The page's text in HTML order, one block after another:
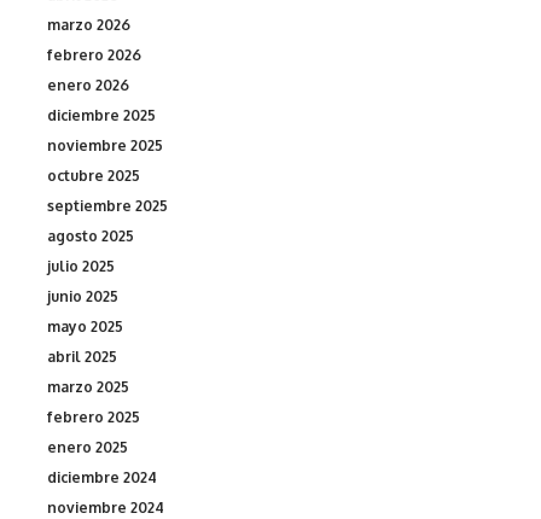
marzo 2026
febrero 2026
enero 2026
diciembre 2025
noviembre 2025
octubre 2025
septiembre 2025
agosto 2025
julio 2025
junio 2025
mayo 2025
abril 2025
marzo 2025
febrero 2025
enero 2025
diciembre 2024
noviembre 2024